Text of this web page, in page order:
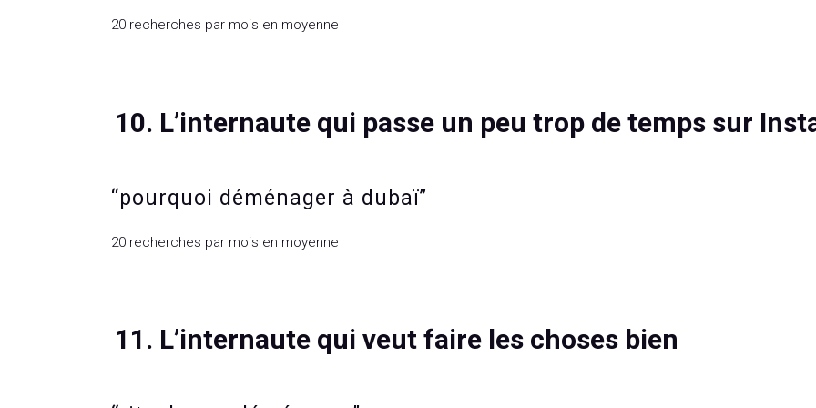
20 recherches par mois en moyenne
10. L’internaute qui passe un peu trop de temps sur
“pourquoi déménager à dubaï”
20 recherches par mois en moyenne
11. L’internaute qui veut faire les choses bien